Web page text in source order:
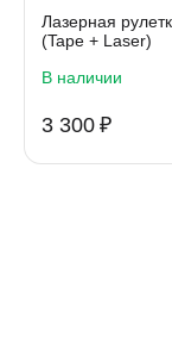
Лазерная
(Tape + Laser)
В наличии
3 300 ₽